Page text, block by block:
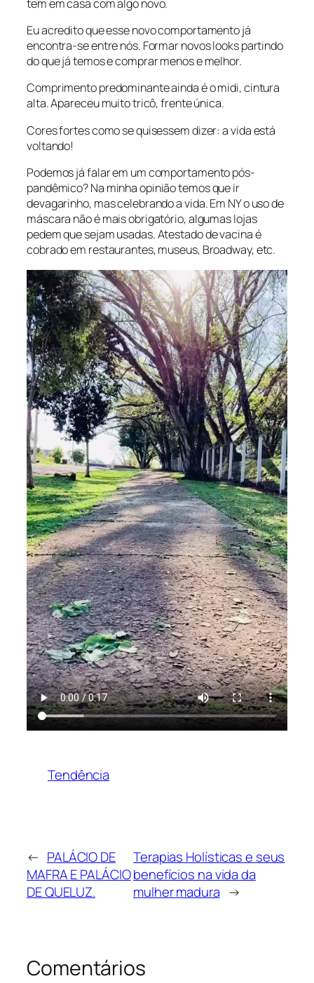
tem em casa com algo novo.
Eu acredito que esse novo comportamento já
encontra-se entre nós. Formar novos looks partindo
do que já temos e comprar menos e melhor.
Comprimento predominante ainda é o midi, cintura
alta. Apareceu muito tricô, frente única.
Cores fortes como se quisessem dizer:a vida está
voltando!
Podemos já falar em um comportamento pós-
pandêmico? Na minha opinião temos que ir
devagarinho, mas celebrando a vida. Em NY o uso de
máscara não é mais obrigatório, algumas lojas
pedem que sejam usadas. Atestado de vacina é
cobrado em restaurantes, museus, Broadway, etc.
Tendência
← PALÁCIO DE
MAFRA E PALÁCIO
DE QUELUZ.
Terapias Holísticas e seus
benefícios na vida da
mulher madura →
Comentários